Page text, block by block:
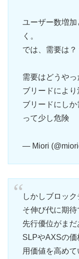
ユーザー数増
く。
では、需要は？
需要はどうやっ
ブリードにより
ブリードにし
って少し危険
— Miori
しかしブロッ
そ伸び代に期待
先行優位がまだ
SLPやAXSの価
用価値を高めて